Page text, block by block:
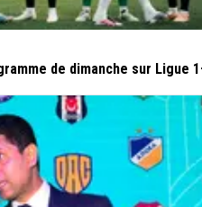
de dimanche sur Ligue